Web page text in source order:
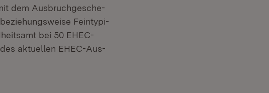
dem Ausbruchgesche­
Feintypi­
bei 50 EHEC-
aktuellen EHEC-Aus­